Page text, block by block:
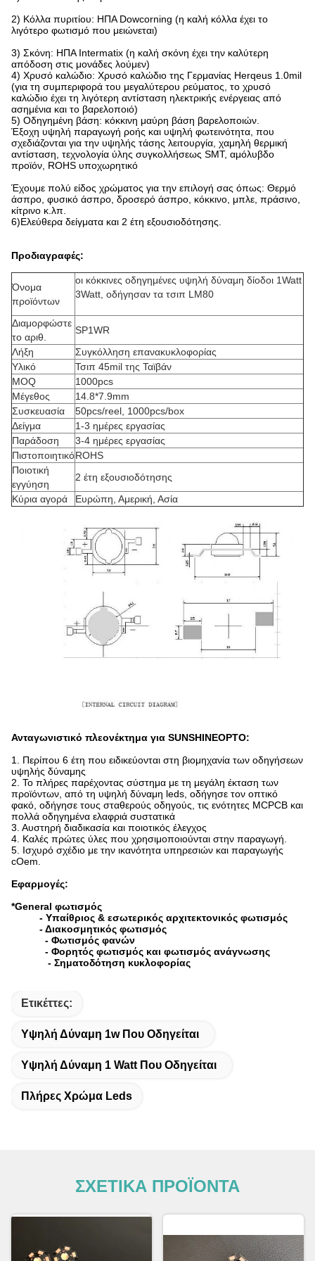
2) Κόλλα πυριτίου: ΗΠΑ Dowcorning (η καλή κόλλα έχει το
λιγότερο φωτισμό που μειώνεται)
3) Σκόνη: ΗΠΑ Intermatix (η καλή σκόνη έχει την καλύτερη
απόδοση στις μονάδες λούμεν)
4) Χρυσό καλώδιο: Χρυσό καλώδιο της Γερμανίας Herqeus 1.0mil
(για τη συμπεριφορά του μεγαλύτερου ρεύματος, το χρυσό
καλώδιο έχει τη λιγότερη αντίσταση ηλεκτρικής ενέργειας από
ασημένια και το βαρελοποιό)
5) Οδηγημένη βάση: κόκκινη μαύρη βάση βαρελοποιών.
Έξοχη υψηλή παραγωγή ροής και υψηλή φωτεινότητα, που
σχεδιάζονται για την υψηλής τάσης λειτουργία, χαμηλή θερμική
αντίσταση, τεχνολογία ύλης συγκολλήσεως SMT, αμόλυβδο
προϊόν, ROHS υποχωρητικό
Έχουμε πολύ είδος χρώματος για την επιλογή σας όπως: Θερμό
άσπρο, φυσικό άσπρο, δροσερό άσπρο, κόκκινο, μπλε, πράσινο,
κίτρινο κ.λπ.
6)Ελεύθερα δείγματα και 2 έτη εξουσιοδότησης.
Προδιαγραφές:
Όνομα
προϊόντων
οι κόκκινες οδηγημένες υψηλή δύναμη δίοδοι 1Watt
3Watt, οδήγησαν τα τσιπ LM80
Διαμορφώστε
το αριθ.
SP1WR
Λήξη
Συγκόλληση επανακυκλοφορίας
Υλικό
Τσιπ 45mil της Ταϊβάν
MOQ
1000pcs
Μέγεθος
14.8*7.9mm
Συσκευασία
50pcs/reel, 1000pcs/box
Δείγμα
1-3 ημέρες εργασίας
Παράδοση
3-4 ημέρες εργασίας
ΠιστοποιητικόROHS
Ποιοτική
εγγύηση
2 έτη εξουσιοδότησης
Κύρια αγορά
Ευρώπη, Αμερική, Ασία
Ανταγωνιστικό πλεονέκτημα για SUNSHINEOPTO:
1. Περίπου 6 έτη που ειδικεύονται στη βιομηχανία των οδηγήσεων
υψηλής δύναμης
2. Το πλήρες παρέχοντας σύστημα με τη μεγάλη έκταση των
προϊόντων, από τη υψηλή δύναμη leds, οδήγησε τον οπτικό
φακό, οδήγησε τους σταθερούς οδηγούς, τις ενότητες MCPCB και
πολλά οδηγημένα ελαφριά συστατικά
3. Αυστηρή διαδικασία και ποιοτικός έλεγχος
4. Καλές πρώτες ύλες που χρησιμοποιούνται στην παραγωγή.
5. Ισχυρό σχέδιο με την ικανότητα υπηρεσιών και παραγωγής
cOem.
Εφαρμογές:
*General φωτισμός
- Υπαίθριος & εσωτερικός αρχιτεκτονικός φωτισμός
- Διακοσμητικός φωτισμός
- Φωτισμός φανών
- Φορητός φωτισμός και φωτισμός ανάγνωσης
- Σηματοδότηση κυκλοφορίας
Ετικέττες:
Υψηλή Δύναμη 1w Που Οδηγείται
Υψηλή Δύναμη 1 Watt Που Οδηγείται
Πλήρες Χρώμα Leds
ΣΧΕΤΙΚΑ ΠΡΟΪΟΝΤΑ